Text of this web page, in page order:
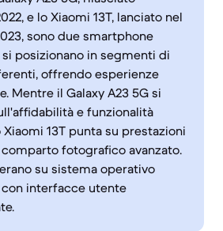
e lo Xiaomi 13T, lanciato nel
sono due smartphone
posizionano in segmenti di
offrendo esperienze
Mentre il Galaxy A23 5G si
e funzionalità
Xiaomi 13T punta su prestazioni
fotografico avanzato.
su sistema operativo
interfacce utente